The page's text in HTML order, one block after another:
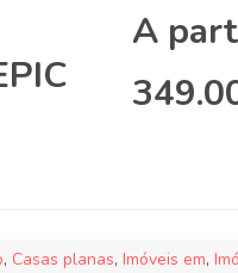
A
, Casas planas, Imóveis em,